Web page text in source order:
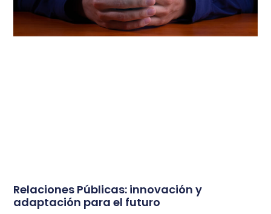
Relaciones Públicas: innovación y
adaptación para el futuro